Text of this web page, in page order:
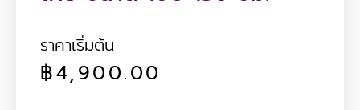
ราคาเริ่มต้น
฿4,900.00